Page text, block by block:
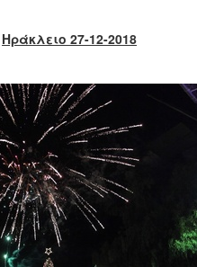
Ηράκλειο 27-12-2018